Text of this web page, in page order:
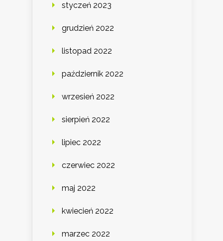
styczeń 2023
grudzień 2022
listopad 2022
październik 2022
wrzesień 2022
sierpień 2022
lipiec 2022
czerwiec 2022
maj 2022
kwiecień 2022
marzec 2022